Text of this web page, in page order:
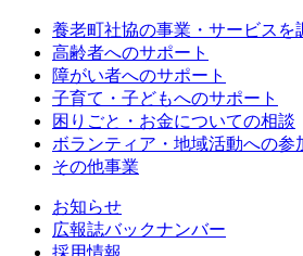
養老町社協の事業・サービスを
高齢者へのサポート
障がい者へのサポート
子育て・子どもへのサポート
困りごと・お金についての相談
ボランティア・地域活動への参
その他事業
お知らせ
広報誌バックナンバー
採用情報